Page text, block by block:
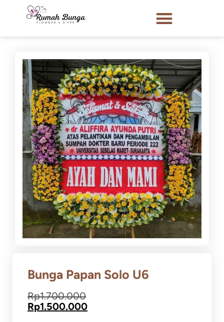
Bunga Papan Solo U6
Rp1.700.000
Rp1.500.000